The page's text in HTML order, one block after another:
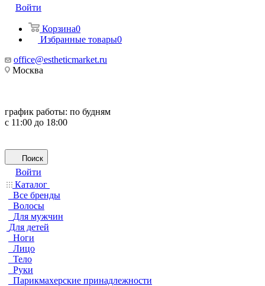
Войти
Корзина0
Избранные товары0
office@estheticmarket.ru
Москва
график работы: по будням
с 11:00 до 18:00
Поиск
Войти
Каталог
Все бренды
Волосы
Для мужчин
Для детей
Ноги
Лицо
Тело
Руки
Парикмахерские принадлежности